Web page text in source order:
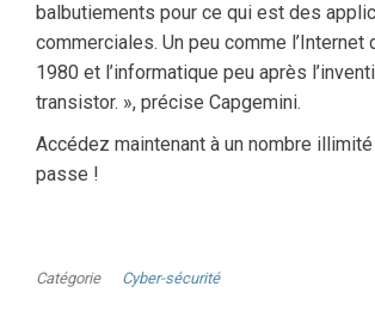
balbutiements pour ce qui est des
commerciales. Un peu comme l’Internet
1980 et l’informatique peu après
transistor. », précise Capgemini.
Accédez maintenant à un nombre
passe !
Catégorie Cyber-sécurité